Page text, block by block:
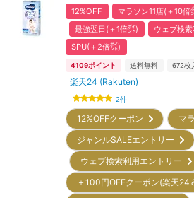
12%OFF マラソン11店(＋10倍
最強翌日(＋1倍㌽)
ウェブ検
SPU(＋2倍㌽)
4109ポイント 送料無料 672枚
楽天24 (Rakuten)
2件
12%OFFクーポン
マ
ジャンルSALEエントリー
ウェブ検索利用エントリー
＋100円OFFクーポン(楽天